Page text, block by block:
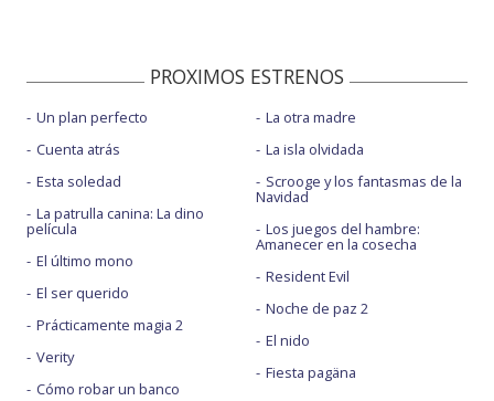
PROXIMOS ESTRENOS
Un plan perfecto
Cuenta atrás
Esta soledad
La patrulla canina: La dino
película
El último mono
El ser querido
Prácticamente magia 2
Verity
Cómo robar un banco
La otra madre
La isla olvidada
Scrooge y los fantasmas de la
Navidad
Los juegos del hambre:
Amanecer en la cosecha
Resident Evil
Noche de paz 2
El nido
Fiesta pagäna